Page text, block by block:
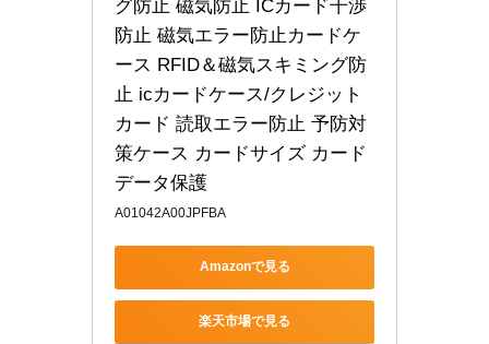
グ防止 磁気防止 ICカード干渉
防止 磁気エラー防止カードケ
ース RFID＆磁気スキミング防
止 icカードケース/クレジット
カード 読取エラー防止 予防対
策ケース カードサイズ カード
データ保護
A01042A00JPFBA
Amazonで見る
楽天市場で見る